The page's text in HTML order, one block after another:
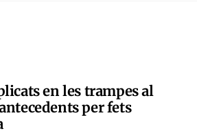
en les trampes al
per fets